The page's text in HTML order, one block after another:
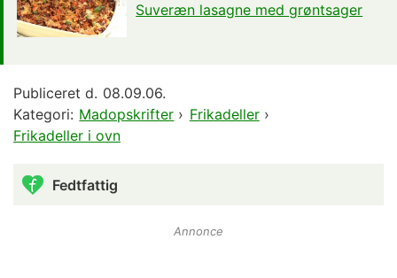
Suveræn lasagne med grøntsager
Publiceret d. 08.09.06.
Kategori: Madopskrifter › Frikadeller›
Frikadeller i ovn
Fedtfattig
Annonce